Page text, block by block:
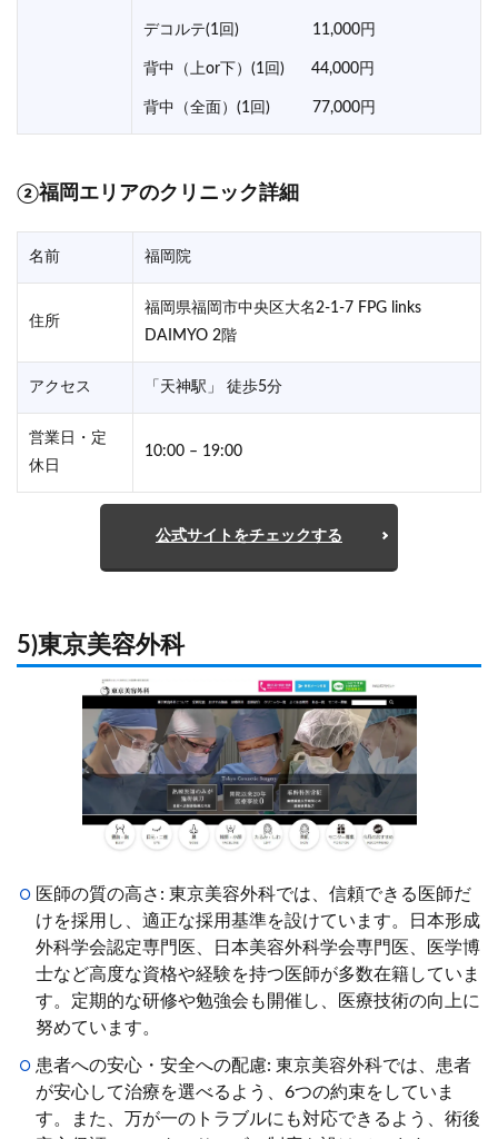
デコルテ(1回) 11,000円
背中（上or下）(1回) 44,000円
背中（全面）(1回) 77,000円
②福岡エリアのクリニック詳細
名前 福岡院
住所
福岡県福岡市中央区大名2-1-7 FPG links
DAIMYO 2階
アクセス 「天神駅」 徒歩5分
営業日・定
休日
10:00 – 19:00
公式サイトをチェックする
5)東京美容外科
医師の質の高さ: 東京美容外科では、信頼できる医師だ
けを採用し、適正な採用基準を設けています。日本形成
外科学会認定専門医、日本美容外科学会専門医、医学博
士など高度な資格や経験を持つ医師が多数在籍していま
す。定期的な研修や勉強会も開催し、医療技術の向上に
努めています。
患者への安心・安全への配慮: 東京美容外科では、患者
が安心して治療を選べるよう、6つの約束をしていま
す。また、万が一のトラブルにも対応できるよう、術後